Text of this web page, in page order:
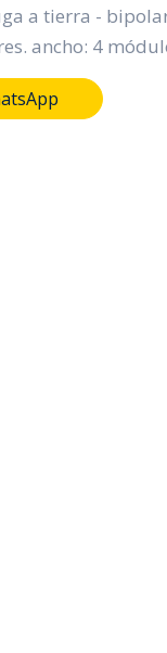
a tierra -
ancho: 4